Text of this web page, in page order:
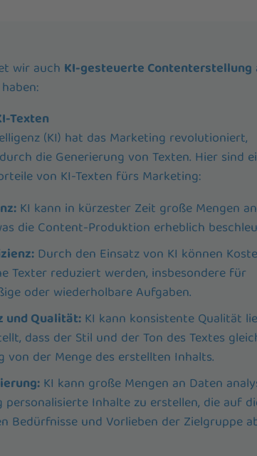
wir auch KI-gesteuerte Contenterstellung
Texten
(KI) hat das Marketing revolutioniert,
die Generierung von Texten. Hier sind
von KI-Texten fürs Marketing:
KI kann in kürzester Zeit große Mengen
die Content-Produktion erheblich
Durch den Einsatz von KI können
Texter reduziert werden, insbesondere für
oder wiederholbare Aufgaben.
und Qualität:KI kann konsistente Qualität
dass der Stil und der Ton des Textes
von der Menge des erstellten Inhalts.
KI kann große Mengen an Daten
personalisierte Inhalte zu erstellen, die auf
Bedürfnisse und Vorlieben der Zielgruppe